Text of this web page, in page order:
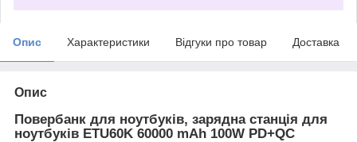
Опис Характеристики Відгуки про товар Доставка
Опис
Повербанк для ноутбуків, зарядна станція для
ноутбуків ETU60K 60000 mAh 100W PD+QC